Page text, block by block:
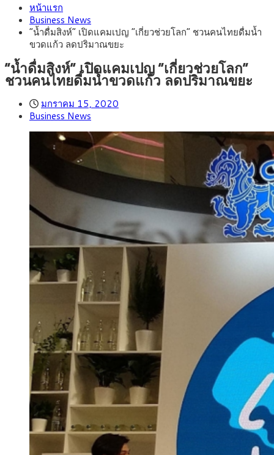
หน้ารถไฟฟ้าสงขลา โมโนเรล 12.54 กม. เชื่อมเมืองหาดใหญ่
สิงหาคม 4, 2026
รายหัวเพียง 2,618 บาท เสนอทบทวนจัดสรรงบให้สอดคล้องภาระ
งานจริง
สิงหาคม 3, 2026 กรุงศรี คาดเงินบาทสัปดาห์นี้ซื้อขายในกรอบ
33.00-33.60 ติดตามข้อมูลจ้างงานสหรัฐฯ
สิงหาคม 1, 2026
“เอกนิติ” เปิดเครื่องยนต์เศรษฐกิจใหม่ของไทย
เดินหน้า 5 ยุทธศาสตร์ รื้อโครงสร้างเศรษฐกิจ ดันไทยโตเต็ม
ศักยภาพ
กรกฎาคม 27, 2026 ภัยเงียบใกล้ตัวเด็ก LSD “แสตมป์เมา” ยาเสพ
ติดลายการ์ตูน กรมศุลกากร เตือนผู้ปกครองเฝ้าระวัง หลังยึดล็อต
ใหญ่จากเยอรมนี
หน้าแรก
Business News
“น้ำดื่มสิงห์” เปิดแคมเปญ “เกี่ยวช่วยโลก” ชวนคนไทยดื่มน้ำ
ขวดแก้ว ลดปริมาณขยะ
“น้ำดื่มสิงห์” เปิดแคมเปญ “เกี่ยวช่วยโลก”
ชวนคนไทยดื่มน้ำขวดแก้ว ลดปริมาณขยะ
มกราคม 15, 2020
Business News